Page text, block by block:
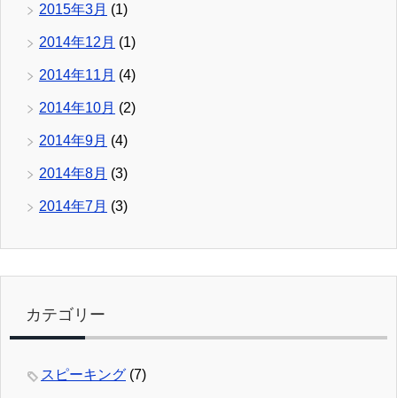
2015年3月 (1)
2014年12月 (1)
2014年11月 (4)
2014年10月 (2)
2014年9月 (4)
2014年8月 (3)
2014年7月 (3)
カテゴリー
スピーキング (7)